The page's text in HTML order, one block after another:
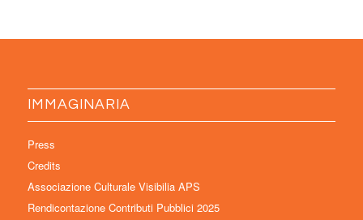
IMMAGINARIA
Press
Credits
Associazione Culturale Visibilia APS
Rendicontazione Contributi Pubblici 2025